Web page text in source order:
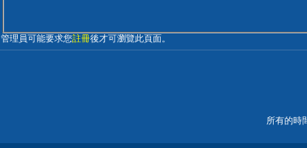
管理員可能要求您註冊後才可瀏覽此頁面。
所有的時